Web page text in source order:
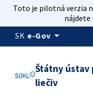
Toto je pilotná verzia
nájdete
SK e-Gov arrow_drop_down
Štátny ústav
liečiv